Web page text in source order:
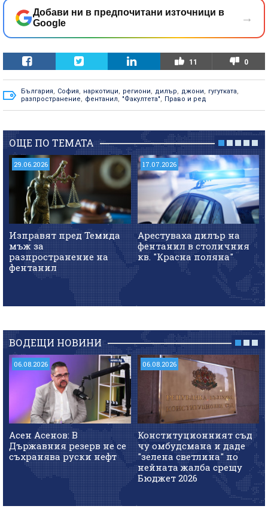
Добави ни в предпочитани източници в
Google
→
11 0
България, София, наркотици, региони, дилър, джони, гугутката,
разпространение, фентанил, "Факултета", Право и ред
ОЩЕ ПО ТЕМАТА
29.06.2026
Изправят пред Темида
мъж за
разпространение на
фентанил
17.07.2026
Арестуваха дилър на
фентанил в столичния
кв. "Красна поляна"
ВОДЕЩИ НОВИНИ
06.08.2026
Асен Асенов: В
Държавния резерв не се
съхранява руски нефт
06.08.2026
Конституционният съд
чу омбудсмана и даде
"зелена светлина" по
нейната жалба срещу
Бюджет 2026